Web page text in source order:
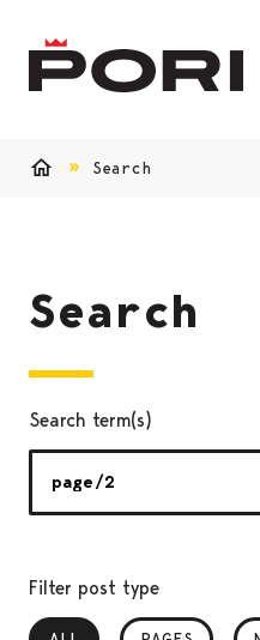
Search
Search
Search term(s)
Filter post type